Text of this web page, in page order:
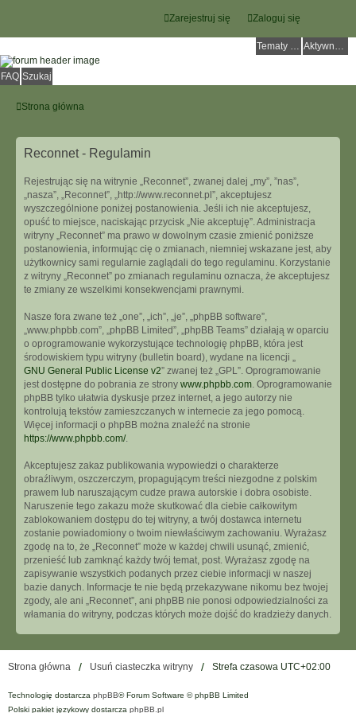
Zaloguj się
Zarejestruj się
Tematy bez odpowiedzi Aktywne tematy
FAQ Szukaj
Strona główna
Reconnet - Regulamin
Rejestrując się na witrynie „Reconnet”, zwanej dalej „my”, ”nas”,
„nasza”, „Reconnet”, „http://www.reconnet.pl”, akceptujesz
wyszczególnione poniżej postanowienia. Jeśli ich nie akceptujesz,
opuść to miejsce, naciskając przycisk „Nie akceptuję”. Administracja
witryny „Reconnet” ma prawo w dowolnym czasie zmienić poniższe
postanowienia, informując cię o zmianach, niemniej wskazane jest, aby
użytkownicy sami regularnie zaglądali do tego regulaminu. Korzystanie
z witryny „Reconnet” po zmianach regulaminu oznacza, że akceptujesz
te zmiany ze wszelkimi konsekwencjami prawnymi.
Nasze fora zwane też „one”, „ich”, „je”, „phpBB software”,
„www.phpbb.com”, „phpBB Limited”, „phpBB Teams” działają w oparciu
o oprogramowanie wykorzystujące technologię phpBB, która jest
środowiskiem typu witryny (bulletin board), wydane na licencji „
GNU General Public License v2” zwanej też „GPL”. Oprogramowanie
jest dostępne do pobrania ze strony www.phpbb.com. Oprogramowanie
phpBB tylko ułatwia dyskusje przez internet, a jego autorzy nie
kontrolują tekstów zamieszczanych w internecie za jego pomocą.
Więcej informacji o phpBB można znaleźć na stronie
https://www.phpbb.com/.
Akceptujesz zakaz publikowania wypowiedzi o charakterze
obraźliwym, oszczerczym, propagującym treści niezgodne z polskim
prawem lub naruszającym cudze prawa autorskie i dobra osobiste.
Naruszenie tego zakazu może skutkować dla ciebie całkowitym
zablokowaniem dostępu do tej witryny, a twój dostawca internetu
zostanie powiadomiony o twoim niewłaściwym zachowaniu. Wyrażasz
zgodę na to, że „Reconnet” może w każdej chwili usunąć, zmienić,
przenieść lub zamknąć każdy twój temat, post. Wyrażasz zgodę na
zapisywanie wszystkich podanych przez ciebie informacji w naszej
bazie danych. Informacje te nie będą przekazywane nikomu bez twojej
zgody, ale ani „Reconnet”, ani phpBB nie ponosi odpowiedzialności za
włamania do witryny, podczas których może dojść do kradzieży danych.
Strona główna Usuń ciasteczka witryny Strefa czasowa UTC+02:00
Technologię dostarcza phpBB® Forum Software © phpBB Limited
Polski pakiet językowy dostarcza phpBB.pl